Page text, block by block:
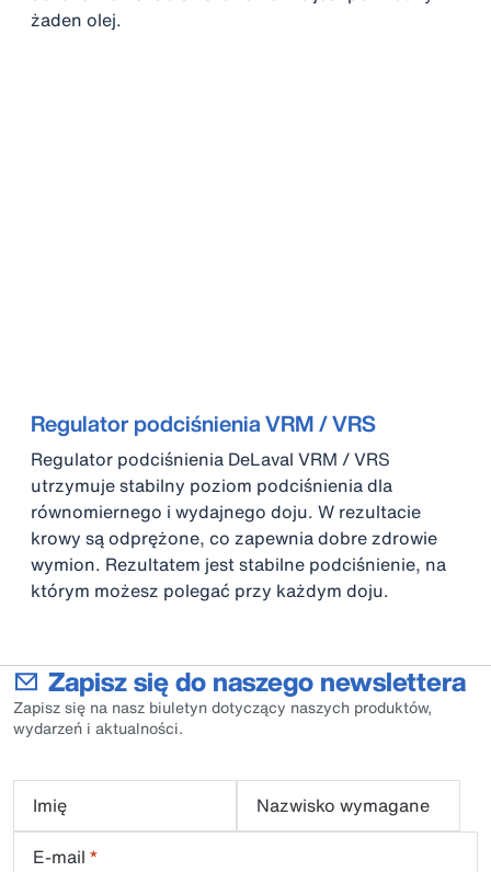
żaden olej.
Regulator podciśnienia VRM / VRS
Regulator podciśnienia DeLaval VRM / VRS
utrzymuje stabilny poziom podciśnienia dla
równomiernego i wydajnego doju. W rezultacie
krowy są odprężone, co zapewnia dobre zdrowie
wymion. Rezultatem jest stabilne podciśnienie, na
którym możesz polegać przy każdym doju.
Zapisz się do naszego newslettera
Zapisz się na nasz biuletyn dotyczący naszych produktów,
wydarzeń i aktualności.
Imię
Nazwisko wymagane
E-mail *